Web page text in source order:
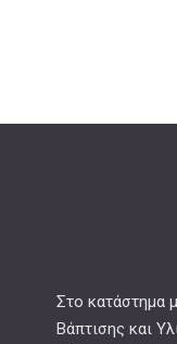
Στο κατάστημα
Βάπτισης και